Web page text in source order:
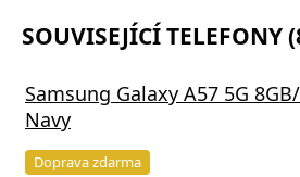
SOUVISEJÍCÍ TELEFONY
Samsung Galaxy A57 5G
Navy
Doprava zdarma